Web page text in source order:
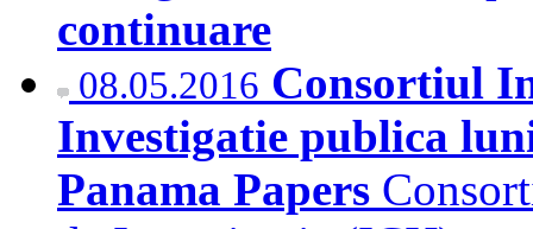
continuare
08.05.2016 Consortiul
Investigatie publica
Panama Papers